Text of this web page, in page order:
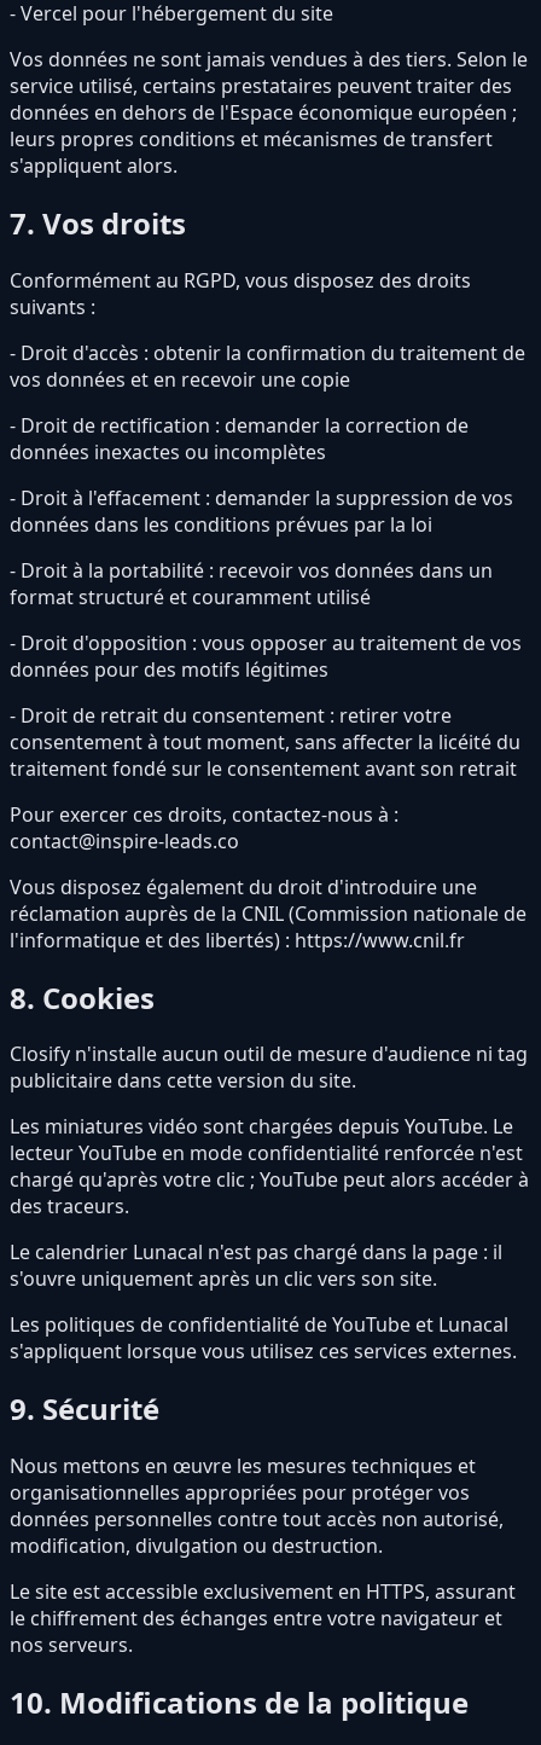
- Vercel pour l'hébergement du site
Vos données ne sont jamais vendues à des tiers. Selon le
service utilisé, certains prestataires peuvent traiter des
données en dehors de l'Espace économique européen ;
leurs propres conditions et mécanismes de transfert
s'appliquent alors.
7. Vos droits
Conformément au RGPD, vous disposez des droits
suivants :
- Droit d'accès : obtenir la confirmation du traitement de
vos données et en recevoir une copie
- Droit de rectification : demander la correction de
données inexactes ou incomplètes
- Droit à l'effacement : demander la suppression de vos
données dans les conditions prévues par la loi
- Droit à la portabilité : recevoir vos données dans un
format structuré et couramment utilisé
- Droit d'opposition : vous opposer au traitement de vos
données pour des motifs légitimes
- Droit de retrait du consentement : retirer votre
consentement à tout moment, sans affecter la licéité du
traitement fondé sur le consentement avant son retrait
Pour exercer ces droits, contactez-nous à :
contact@inspire-leads.co
Vous disposez également du droit d'introduire une
réclamation auprès de la CNIL (Commission nationale de
l'informatique et des libertés) : https://www.cnil.fr
8. Cookies
Closify n'installe aucun outil de mesure d'audience ni tag
publicitaire dans cette version du site.
Les miniatures vidéo sont chargées depuis YouTube. Le
lecteur YouTube en mode confidentialité renforcée n'est
chargé qu'après votre clic ; YouTube peut alors accéder à
des traceurs.
Le calendrier Lunacal n'est pas chargé dans la page : il
s'ouvre uniquement après un clic vers son site.
Les politiques de confidentialité de YouTube et Lunacal
s'appliquent lorsque vous utilisez ces services externes.
9. Sécurité
Nous mettons en œuvre les mesures techniques et
organisationnelles appropriées pour protéger vos
données personnelles contre tout accès non autorisé,
modification, divulgation ou destruction.
Le site est accessible exclusivement en HTTPS, assurant
le chiffrement des échanges entre votre navigateur et
nos serveurs.
10. Modifications de la politique